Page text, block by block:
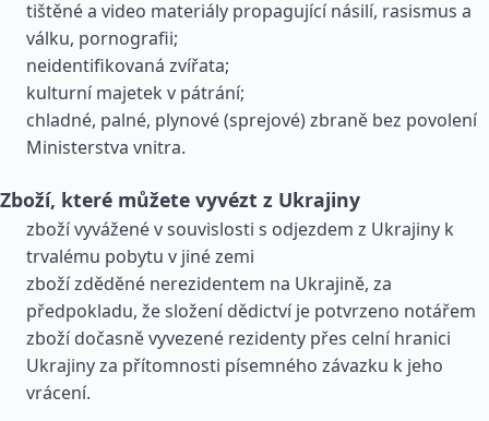
tištěné a video materiály propagující násilí, rasismus a
válku, pornografii;
neidentifikovaná zvířata;
kulturní majetek v pátrání;
chladné, palné, plynové (sprejové) zbraně bez povolení
Ministerstva vnitra.
Zboží, které můžete vyvézt z Ukrajiny
zboží vyvážené v souvislosti s odjezdem z Ukrajiny k
trvalému pobytu v jiné zemi
zboží zděděné nerezidentem na Ukrajině, za
předpokladu, že složení dědictví je potvrzeno notářem
zboží dočasně vyvezené rezidenty přes celní hranici
Ukrajiny za přítomnosti písemného závazku k jeho
vrácení.